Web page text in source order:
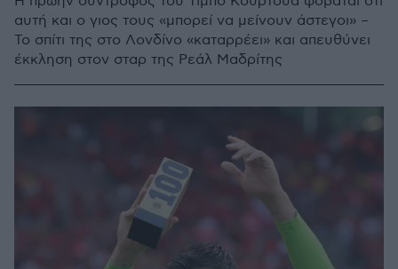
αυτή και ο γιος τους «μπορεί να μείνουν άστεγοι» –
Το σπίτι της στο Λονδίνο «καταρρέει» και απευθύνει
έκκληση στον σταρ της Ρεάλ Μαδρίτης